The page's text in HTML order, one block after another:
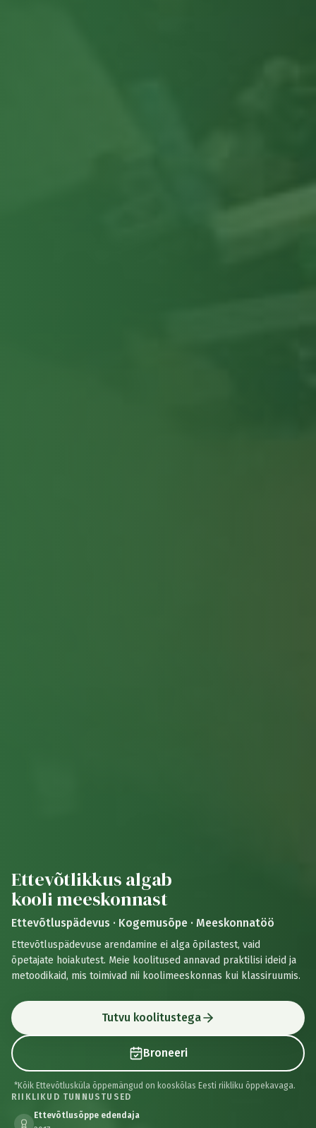
Ettevõtlikkus algab
kooli meeskonnast
Ettevõtluspädevus · Kogemusõpe · Meeskonnatöö
​Ettevõtluspädevuse arendamine ei alga õpilastest, vaid
õpetajate hoiakutest. Meie koolitused annavad praktilisi ideid ja
metoodikaid, mis toimivad nii koolimeeskonnas kui klassiruumis.
Tutvu koolitustega
Broneeri
*Kõik Ettevõtlusküla õppemängud on kooskõlas Eesti riikliku õppekavaga.
RIIKLIKUD TUNNUSTUSED
Ettevõtlusõppe edendaja